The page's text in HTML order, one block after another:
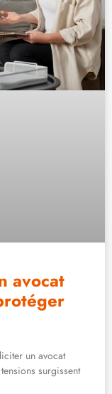
avocat
un avocat
surgissent